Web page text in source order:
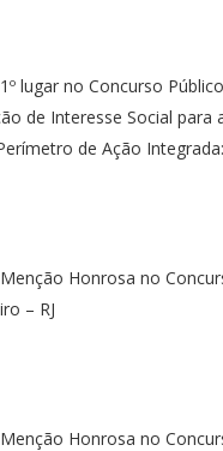
lugar no Concurso
de Interesse Social
de Ação
Honrosa no
– RJ
Honrosa no